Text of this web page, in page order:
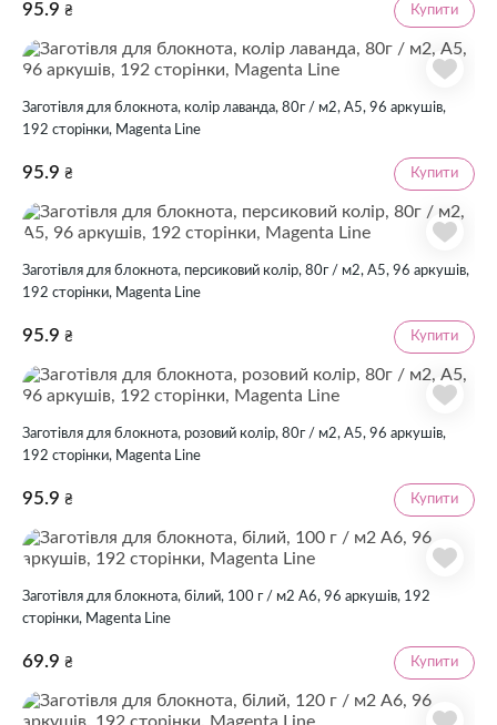
95.9 ₴ Купити
Заготівля для блокнота, колір лаванда, 80г / м2, А5, 96 аркушів,
192 сторінки, Magenta Line
95.9 ₴ Купити
Заготівля для блокнота, персиковий колір, 80г / м2, А5, 96 аркушів,
192 сторінки, Magenta Line
95.9 ₴ Купити
Заготівля для блокнота, розовий колір, 80г / м2, А5, 96 аркушів,
192 сторінки, Magenta Line
95.9 ₴ Купити
Заготівля для блокнота, білий, 100 г / м2 А6, 96 аркушів, 192
сторінки, Magenta Line
69.9 ₴ Купити